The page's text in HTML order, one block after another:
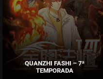
QUANZHI FASHI – 7ª
TEMPORADA